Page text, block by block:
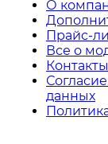
О
Прайс-
Все о
Контакты
данных